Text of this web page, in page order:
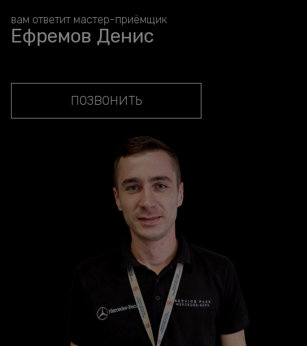
вам ответит мастер-приёмщик
Ефремов Денис
ПОЗВОНИТЬ